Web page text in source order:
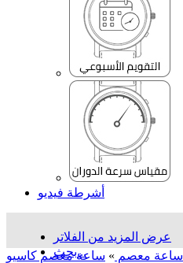
أشرطة فيديو
عرض المزيد من الفلاتر
بحث...
ساعة معصم »